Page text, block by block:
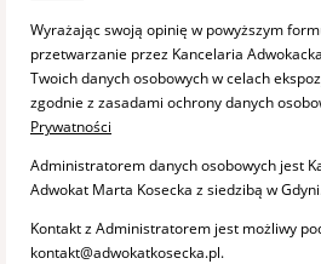
Wyrażając swoją opinię w powyższym
przetwarzanie przez Kancelaria
Twoich danych osobowych w celach
zgodnie z zasadami ochrony danych
Prywatności
Administratorem danych osobowych jest
Adwokat Marta Kosecka z siedzibą w
Kontakt z Administratorem jest możliwy
kontakt@adwokatkosecka.pl.